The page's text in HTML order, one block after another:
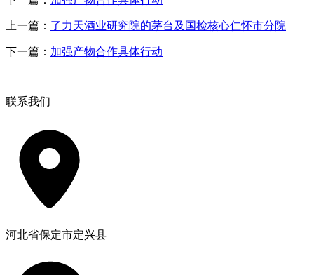
上一篇： 了力天酒业研究院的茅台及国检核心仁怀市分院
下一篇： 加强产物合作具体行动
联系我们
河北省保定市定兴县